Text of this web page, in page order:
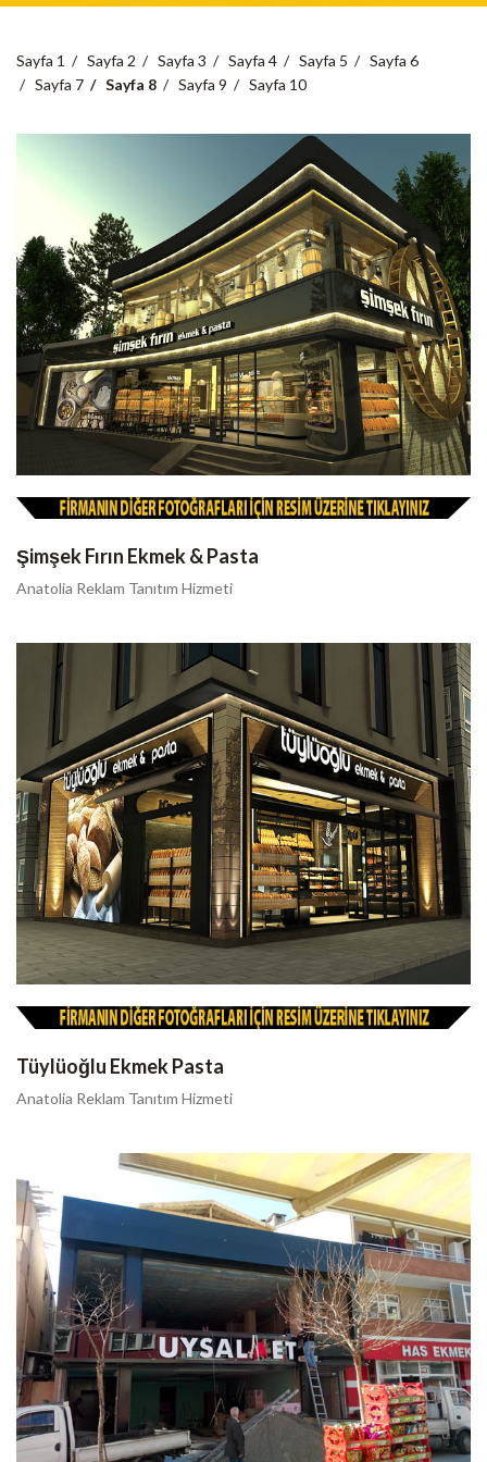
Sayfa 1 Sayfa 2 Sayfa 3 Sayfa 4 Sayfa 5
Sayfa 6
Sayfa 7
Sayfa 8 Sayfa 9 Sayfa 10
Şimşek Fırın Ekmek & Pasta
Anatolia Reklam Tanıtım Hizmeti
Tüylüoğlu Ekmek Pasta
Anatolia Reklam Tanıtım Hizmeti